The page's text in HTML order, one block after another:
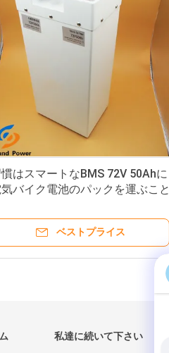
32700 25.6V 55AHの電気
ク電池のパック
ベストプライス
私達に続いて下さい